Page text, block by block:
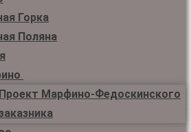
Горка
Поляна
Проект Марфино-Федоскинского